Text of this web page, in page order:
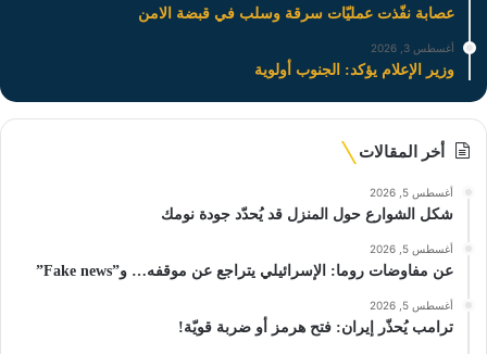
عصابة نفّذت عمليّات سرقة وسلب في قبضة الامن
أغسطس 3, 2026
وزير الإعلام يؤكد: الجنوب أولوية
أخر المقالات
أغسطس 5, 2026
شكل الشوارع حول المنزل قد يُحدّد جودة نومك
أغسطس 5, 2026
عن مفاوضات روما: الإسرائيلي يتراجع عن موقفه… و”Fake news”
أغسطس 5, 2026
ترامب يُحذّر إيران: فتح هرمز أو ضربة قويّة!